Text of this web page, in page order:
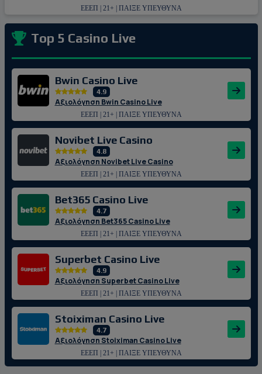
ΕΕΕΠ | 21+ | ΠΑΙΞΕ ΥΠΕΥΘΥΝΑ
Top 5 Casino Live
Bwin Casino Live
4.9
Αξιολόγηση Bwin Casino Live
ΕΕΕΠ | 21+ | ΠΑΙΞΕ ΥΠΕΥΘΥΝΑ
Novibet Live Casino
4.8
Αξιολόγηση Novibet Live Casino
ΕΕΕΠ | 21+ | ΠΑΙΞΕ ΥΠΕΥΘΥΝΑ
Bet365 Casino Live
4.7
Αξιολόγηση Bet365 Casino Live
ΕΕΕΠ | 21+ | ΠΑΙΞΕ ΥΠΕΥΘΥΝΑ
Superbet Casino Live
4.9
Αξιολόγηση Superbet Casino Live
ΕΕΕΠ | 21+ | ΠΑΙΞΕ ΥΠΕΥΘΥΝΑ
Stoiximan Casino Live
4.7
Αξιολόγηση Stoiximan Casino Live
ΕΕΕΠ | 21+ | ΠΑΙΞΕ ΥΠΕΥΘΥΝΑ